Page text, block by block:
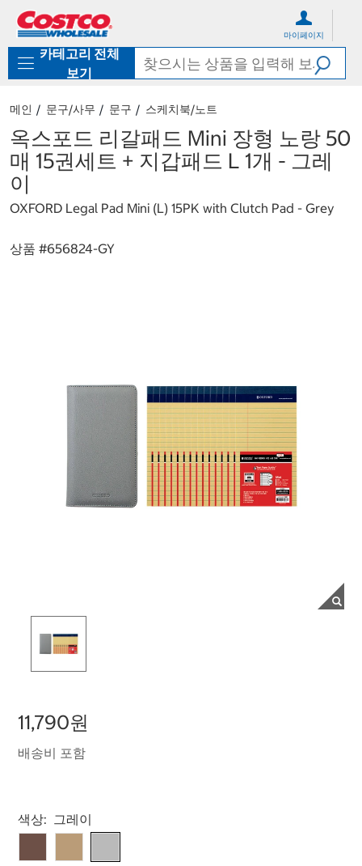
로
기
가
마이페이지
카테고리 전체
보기
메인 문구/사무 문구 스케치북/노트
옥스포드 리갈패드 Mini 장형 노랑 50
매 15권세트 + 지갑패드 L 1개 - 그레
이
OXFORD Legal Pad Mini (L) 15PK with Clutch Pad - Grey
상품 #656824-GY
11,790원
배송비 포함
Select product
색상: 그레이